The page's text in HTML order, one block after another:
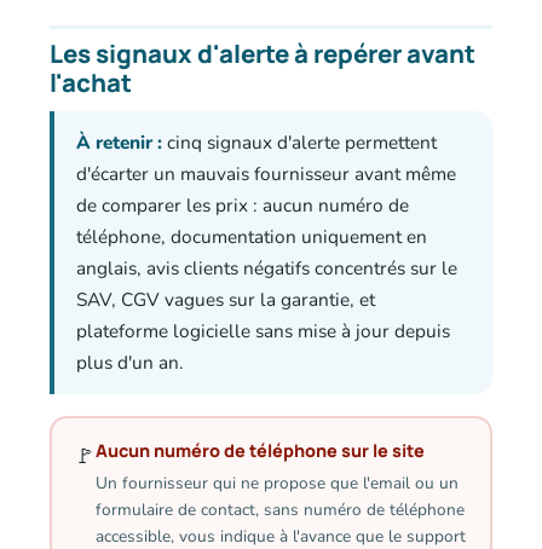
Les signaux d'alerte à repérer avant
l'achat
À retenir :cinq signaux d'alerte permettent
d'écarter un mauvais fournisseur avant même
de comparer les prix : aucun numéro de
téléphone, documentation uniquement en
anglais, avis clients négatifs concentrés sur le
SAV, CGV vagues sur la garantie, et
plateforme logicielle sans mise à jour depuis
plus d'un an.
🚩Aucun numéro de téléphone sur le site
Un fournisseur qui ne propose que l'email ou un
formulaire de contact, sans numéro de téléphone
accessible, vous indique à l'avance que le support